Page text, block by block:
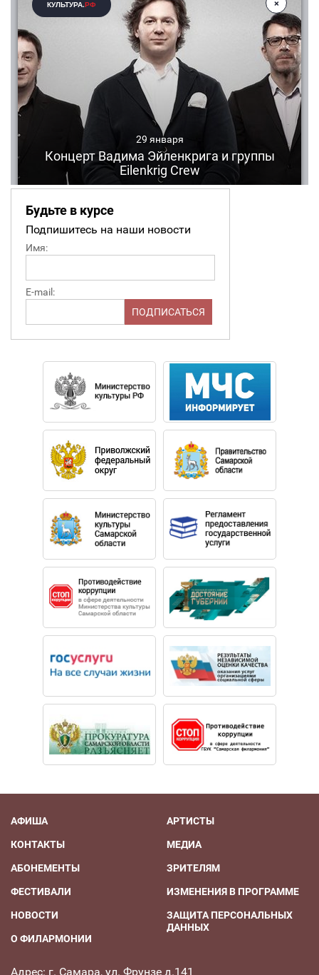
Будьте в курсе
Подпишитесь на наши новости
Имя:
E-mail:
АФИША
КОНТАКТЫ
АБОНЕМЕНТЫ
ФЕСТИВАЛИ
НОВОСТИ
О ФИЛАРМОНИИ
АРТИСТЫ
МЕДИА
ЗРИТЕЛЯМ
ИЗМЕНЕНИЯ В ПРОГРАММЕ
ЗАЩИТА ПЕРСОНАЛЬНЫХ
ДАННЫХ
Адрес: г. Самара, ул. Фрунзе д.141